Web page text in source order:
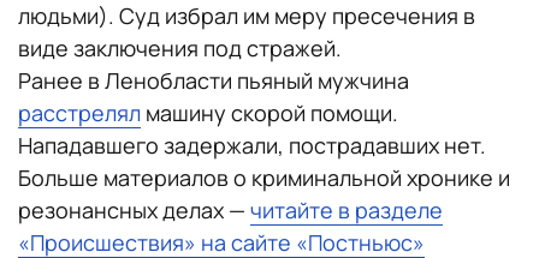
людьми). Суд избрал им меру пресечения в
виде заключения под стражей.
Ранее в Ленобласти пьяный мужчина
расстрелял машину скорой помощи.
Нападавшего задержали, пострадавших нет.
Больше материалов о криминальной хронике и
резонансных делах — читайте в разделе
«Происшествия» на сайте «Постньюс»